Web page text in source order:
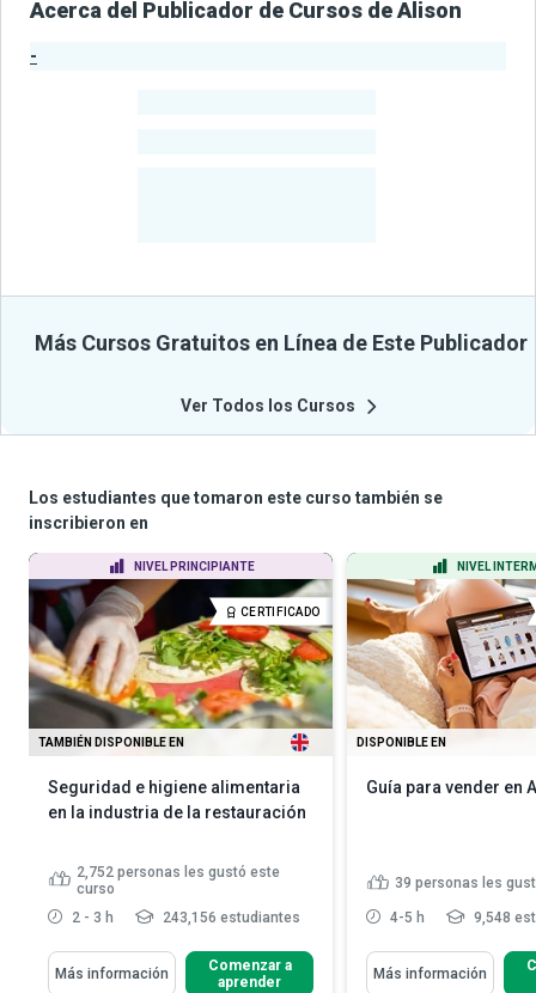
Acerca del Publicador de Cursos de Alison
-
Más Cursos Gratuitos en Línea de Este Publicador
Ver Todos los Cursos
Los estudiantes que tomaron este curso también se
inscribieron en
NIVEL PRINCIPIANTE
CERTIFICADO
TAMBIÉN DISPONIBLE EN
Seguridad e higiene alimentaria
en la industria de la restauración
2,752 personas les gustó este
curso
2 - 3 h
243,156 estudiantes
Más información
Comenzar a
aprender
NIVEL
DISPONIBLE EN
Guía para vender en
39 personas les
4-5 h 9,548
Más información